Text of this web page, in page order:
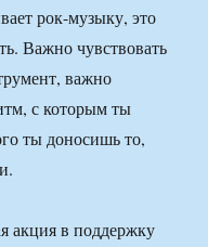
рок-музыку, это
Важно чувствовать
важно
с которым ты
ты доносишь то,
акция в поддержку